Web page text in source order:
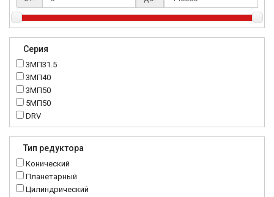
Серия
3МП31.5
3МП40
3МП50
5МП50
DRV
K..DR
MTC
NMRV
RC
Тип редуктора
Конический
Планетарный
Цилиндрический